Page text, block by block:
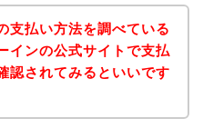
支払い方法を調べている
インの公式サイトで支払
認されてみるといいです